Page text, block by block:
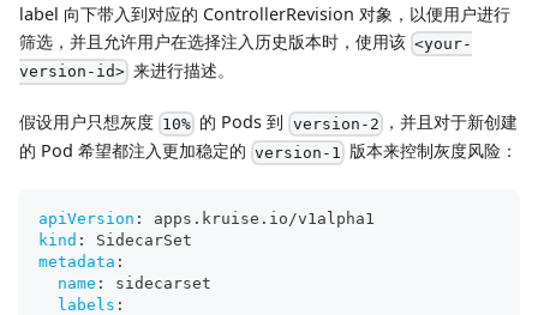
label 向下带入到对应的 ControllerRevision 对象，以便用户进行
筛选，并且允许用户在选择注入历史版本时，使用该 <your-
version-id> 来进行描述。
假设用户只想灰度 10% 的 Pods 到 version-2 ，并且对于新创建
的 Pod 希望都注入更加稳定的 version-1 版本来控制灰度风险：
apiVersion :
apps.kruise.io/v1alpha1
kind :
SidecarSet
metadata :
name :
sidecarset
labels :